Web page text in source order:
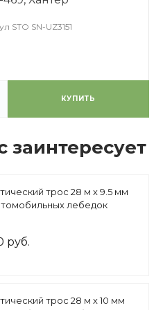
STO SN-UZ3151
КУПИТЬ
трос 28 м х 9.5 мм
лебедок
руб.
трос 28 м х 10 мм